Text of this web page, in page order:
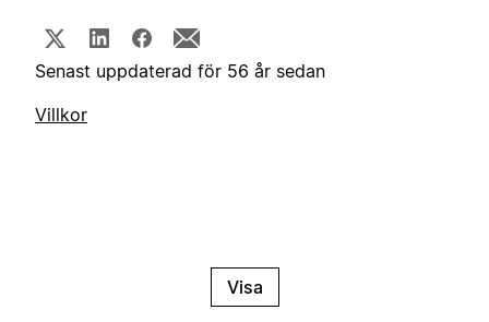
Senast uppdaterad för 56 år sedan
Villkor
Visa